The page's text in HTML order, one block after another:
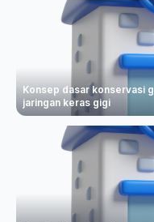
Konsep dasar konservasi
jaringan keras gigi